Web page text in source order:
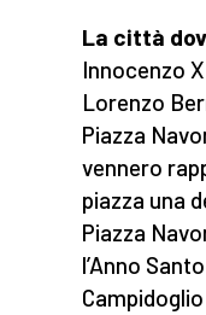
La città
Innocenzo
Lorenzo
Piazza
vennero
piazza una
Piazza
l’Anno